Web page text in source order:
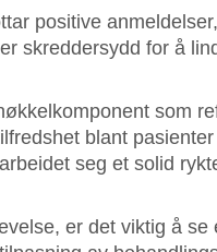
positive
skreddersydd for å
som
blant
seg et solid
er det viktig å